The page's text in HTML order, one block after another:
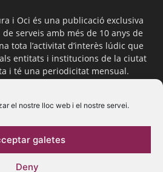
el nostre lloc web i el nostre servei.
galetes
Deny
i Oci és una publicació exclusiva
serveis amb més de 10 anys de
tota l’activitat d’interès lúdic que
entitats i institucions de la ciutat
i té una periodicitat mensual.
nos